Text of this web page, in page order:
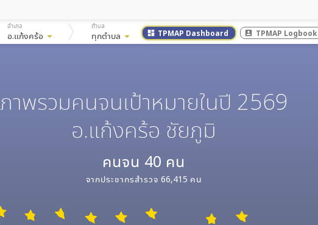
อำเภอ
อ.แก้งคร้อ arrow_drop_down
ตำบล
ทุกตำบล arrow_drop_down dashboard TPMAP Dashboard account_box TPMAP Logbook
ภาพรวมคนจนเป้าหมายในปี 2569
อ.แก้งคร้อ ชัยภูมิ
คนจน 40 คน
จากประชากรสำรวจ 66,415 คน